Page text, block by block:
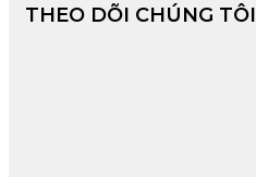
THEO DÕI CHÚNG TÔI